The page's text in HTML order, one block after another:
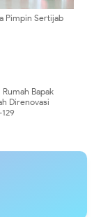
Pimpin Sertijab
Organisasi
Bapak
Direnovasi